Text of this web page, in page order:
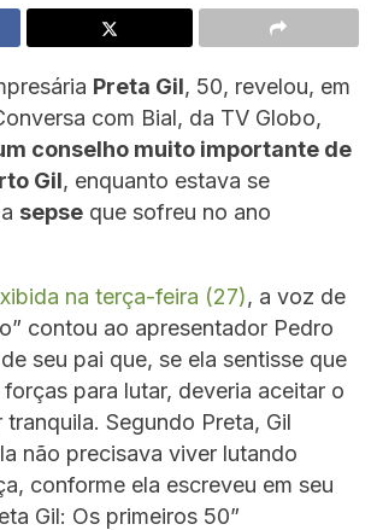
Preta Gil, 50, revelou, em
com Bial, da TV Globo,
conselho muito importante de
Gil, enquanto estava se
sepse que sofreu no ano
na terça-feira (27), a voz de
contou ao apresentador Pedro
seu pai que, se ela sentisse que
para lutar, deveria aceitar o
Segundo Preta, Gil
não precisava viver lutando
conforme ela escreveu em seu
Gil: Os primeiros 50”